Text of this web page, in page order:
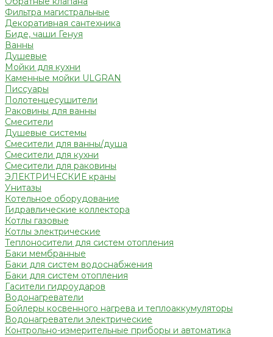
Фильтра магистральные
Декоративная сантехника
Биде, чаши Генуя
Ванны
Душевые
Мойки для кухни
Каменные мойки ULGRAN
Писсуары
Полотенцесушители
Раковины для ванны
Смесители
Душевые системы
Смесители для ванны/душа
Смесители для кухни
Смесители для раковины
ЭЛЕКТРИЧЕСКИЕ краны
Унитазы
Котельное оборудование
Гидравлические коллектора
Котлы газовые
Котлы электрические
Теплоносители для систем отопления
Баки мембранные
Баки для систем водоснабжения
Баки для систем отопления
Гасители гидроударов
Водонагреватели
Бойлеры косвенного нагрева и теплоаккумуляторы
Водонагреватели электрические
Контрольно-измерительные приборы и автоматика